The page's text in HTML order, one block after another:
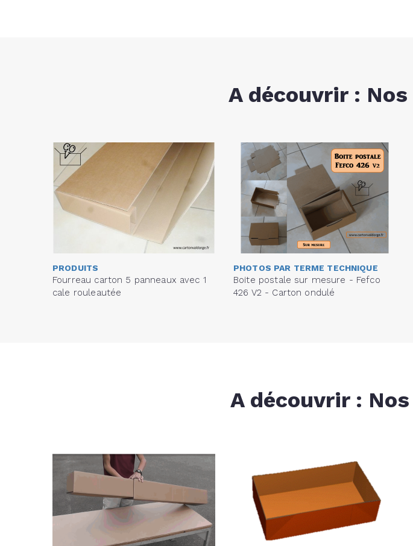
A découvrir :
PRODUITS
Fourreau carton 5 panneaux avec 1
cale rouleautée
PHOTOS PAR TERME TECHNIQUE
Boite postale sur mesure - Fefco
426 V2 - Carton ondulé
A découvrir :